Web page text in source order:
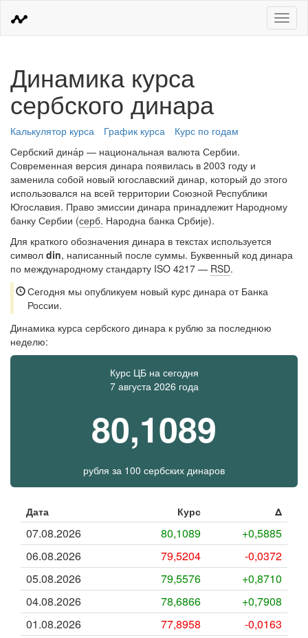
Меню
Динамика курса
сербского динара
Калькулятор курса График курса
Курс по годам
Сербский дина́р — национальная валюта Сербии.
Современная версия динара появилась в 2003 году и
заменила собой новый югославский динар, который до этого
использовался на всей территории Союзной Республики
Югославия. Право эмиссии динара принадлежит Народному
банку Сербии (серб. Народна банка Србије).
Для краткого обозначения динара в текстах используется
символ din, написанный после суммы. Буквенный код динара
по международному стандарту ISO 4217 — RSD.
Сегодня мы опубликуем новый курс динара от Банка
России.
Динамика курса сербского динара к рублю за последнюю
неделю:
Курс ЦБ на сегодня
7 августа 2026 года
80,1089
рубля за 100 сербских динаров
Дата Курс Δ
07.08.2026 80,1089
+0,5885
06.08.2026
79,5204
-0,0372
05.08.2026
79,5576
+0,8710
04.08.2026
78,6866
+0,7908
01.08.2026
77,8958
-0,0163